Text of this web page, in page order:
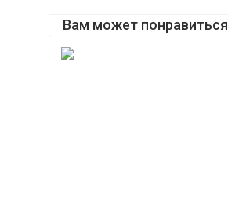
Вам может понравиться